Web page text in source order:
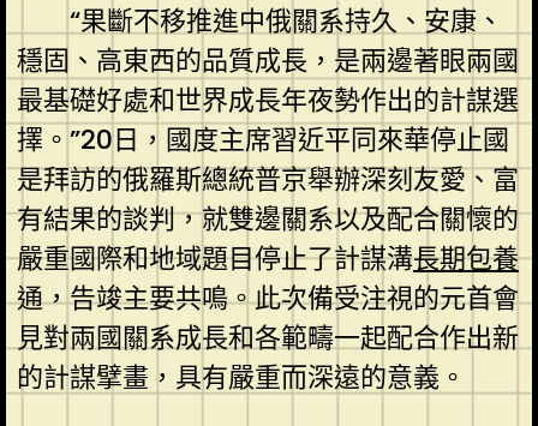
“果斷不移推進中俄關系持久、安康、
穩固、高東西的品質成長，是兩邊著眼兩國
最基礎好處和世界成長年夜勢作出的計謀選
擇。”20日，國度主席習近平同來華停止國
是拜訪的俄羅斯總統普京舉辦深刻友愛、富
有結果的談判，就雙邊關系以及配合關懷的
嚴重國際和地域題目停止了計謀溝長期包養
通，告竣主要共鳴。此次備受注視的元首會
見對兩國關系成長和各範疇一起配合作出新
的計謀擘畫，具有嚴重而深遠的意義。